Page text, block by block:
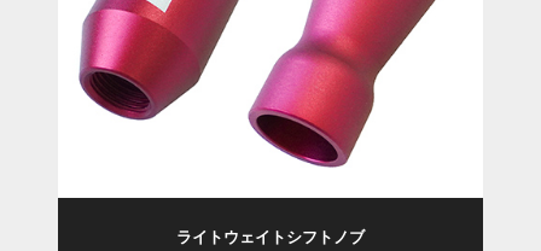
ライトウェイトシフトノブ